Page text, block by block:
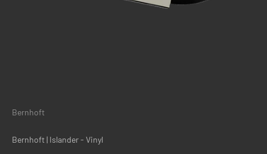
Bernhoft
Bernhoft | Islander - Vinyl